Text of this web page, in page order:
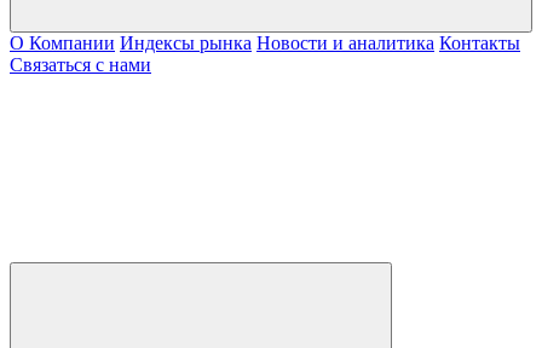
О Компании Индексы рынка Новости и аналитика Контакты
Связаться с нами